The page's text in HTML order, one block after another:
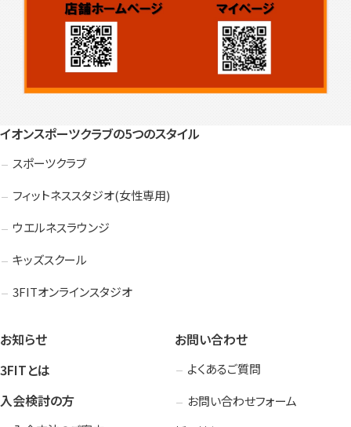
イオンスポーツクラブの5つのスタイル
スポーツクラブ
フィットネススタジオ(女性専用)
ウエルネスラウンジ
キッズスクール
3FITオンラインスタジオ
お知らせ
3FITとは
入会検討の方
お問い合わせ
よくあるご質問
お問い合わせフォーム